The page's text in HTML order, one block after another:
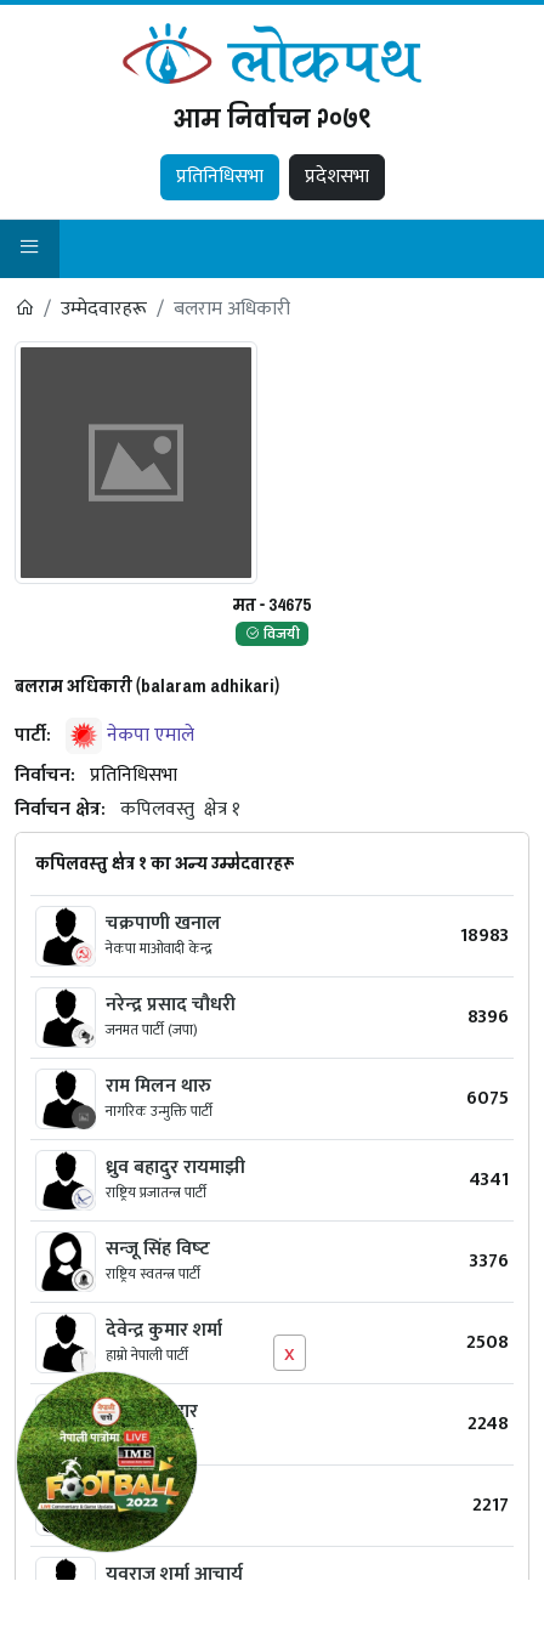
आम निर्वाचन २०७९
प्रतिनिधिसभा प्रदेशसभा
उम्मेदवारहरू बलराम अधिकारी
मत - 34675
विजयी
बलराम अधिकारी (balaram adhikari)
पार्टी:
नेकपा एमाले
निर्वाचन: प्रतिनिधिसभा
निर्वाचन क्षेत्र: कपिलवस्तु क्षेत्र १
कपिलवस्तु क्षेत्र १ का अन्य उम्मेदवारहरू
चक्रपाणी खनाल
नेकपा माओवादी केन्द्र 18983
नरेन्‍द्र प्रसाद चौधरी
जनमत पार्टी (जपा) 8396
राम मिलन थारु
नागरिक उन्मुक्ति पार्टी 6075
ध्रुव बहादुर रायमाझी
राष्ट्रिय प्रजातन्त्र पार्टी 4341
सन्‍जू सिंह विष्‍ट
राष्ट्रिय स्वतन्त्र पार्टी 3376
देवेन्द्र कुमार शर्मा
हाम्रो नेपाली पार्टी 2508
तपेसरी कहार
वहुजन शक्ति पार्टी 2248
ललित गुरुङ
स्वतन्त्र 2217
युवराज शर्मा आचार्य
x